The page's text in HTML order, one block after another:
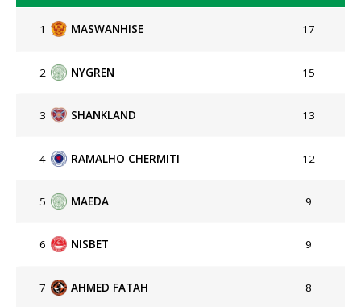
1 MASWANHISE 17
2 NYGREN 15
3 SHANKLAND 13
4 RAMALHO CHERMITI 12
5 MAEDA 9
6 NISBET 9
7 AHMED FATAH 8